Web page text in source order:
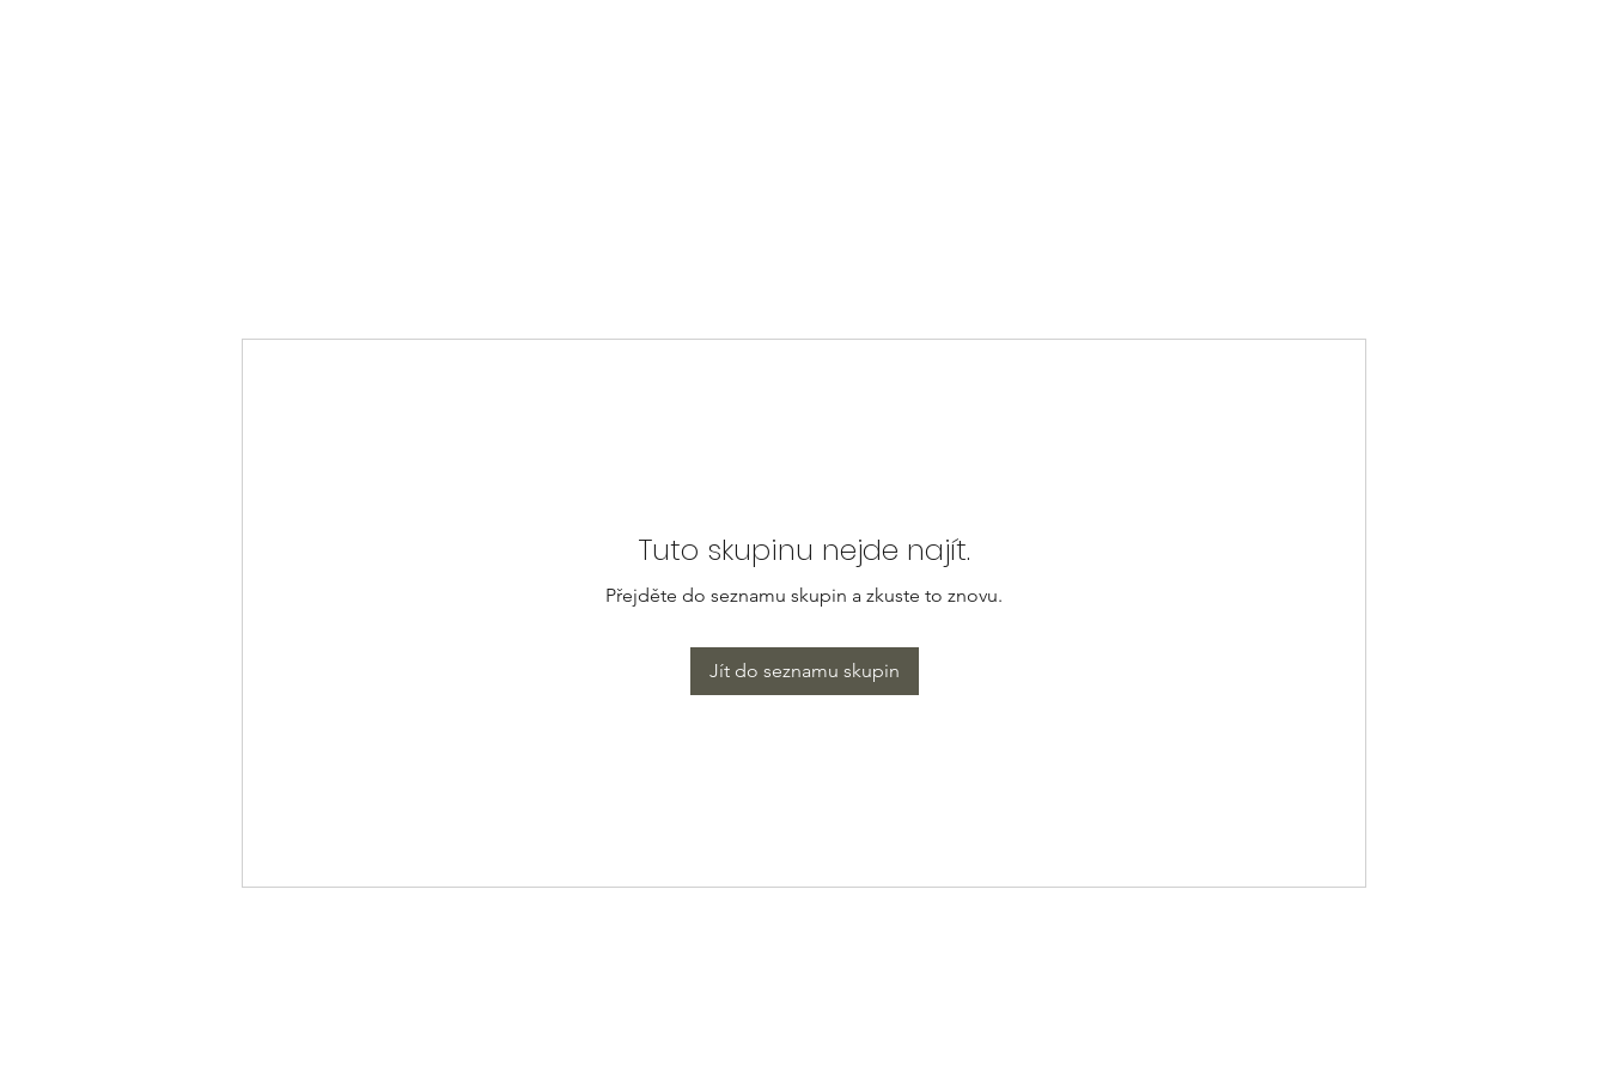
Tuto skupinu nejde najít.
Přejděte do seznamu skupin a zkuste to znovu.
Jít do seznamu skupin